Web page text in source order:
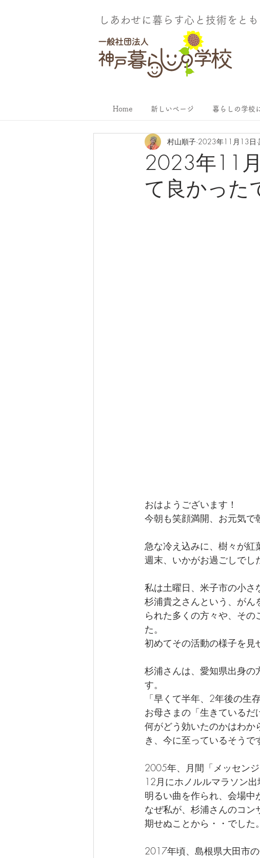
しあわせに暮らす​心と技術をと
Home 新しいページ 暮らしの学校
2023年11
て良かった
村山順子 2023年11月13日
おはようございます！
今朝も笑顔満開、お元気で
急な冷え込みに、樹々が紅
週末、いかがお過ごしでし
私は土曜日、米子市の小さ
杉浦貴之さんという、がん
られた多くの方々や、そ
た。
初めてその活動の様子を見
杉浦さんは、愛知県出身
す。
「早くて半年、2年後の生
お母さまの「生きているだ
何がどう効いたのかはわ
き、今に至っているそうで
2005年、月間「メッセンジ
12月にホノルルマラソン出
明るい曲を作られ、会場中
なぜ私が、杉浦さんのコ
期せぬことから・・でした。
2017年頃、島根県大田市